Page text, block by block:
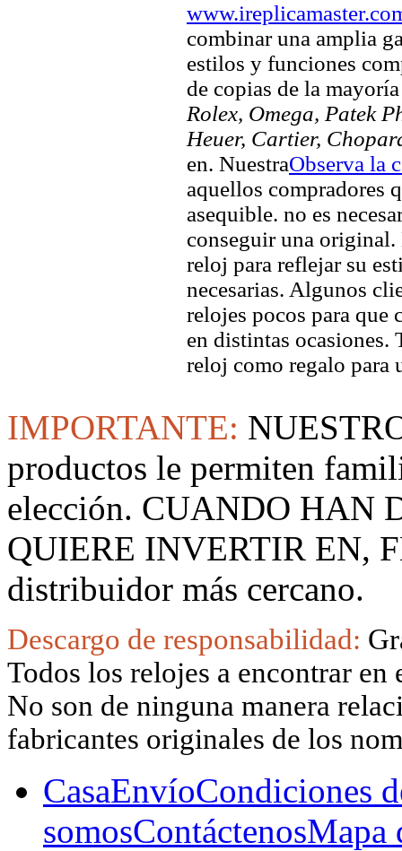
combinar una amplia
estilos y funciones
de copias de la
Rolex, Omega, Patek
Heuer, Cartier,
en. NuestraObserva la
aquellos compradores
asequible. no es
conseguir una
reloj para reflejar su
necesarias. Algunos
relojes pocos para que
en distintas ocasiones.
reloj como regalo para
IMPORTANTE:
productos le permiten
elección. CUANDO HAN
QUIERE INVERTIR EN,
distribuidor más cercano.
Descargo de responsabilidad:
Todos los relojes a encontrar
No son de ninguna manera
fabricantes originales de los
CasaEnvíoCondiciones
somosContáctenosMapa